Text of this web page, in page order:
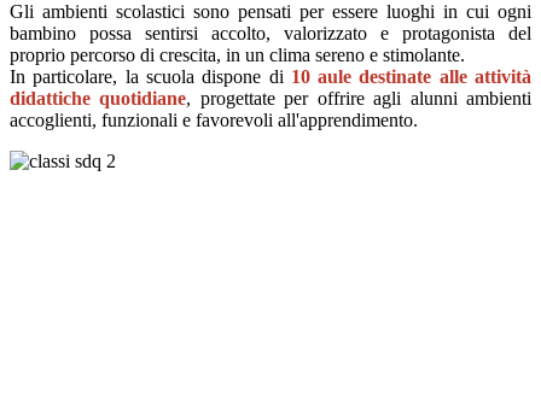
Gli ambienti scolastici sono pensati per essere luoghi in cui ogni
bambino possa sentirsi accolto, valorizzato e protagonista del
proprio percorso di crescita, in un clima sereno e stimolante.
In particolare, la scuola dispone di 10 aule destinate alle attività
didattiche quotidiane, progettate per offrire agli alunni ambienti
accoglienti, funzionali e favorevoli all'apprendimento.